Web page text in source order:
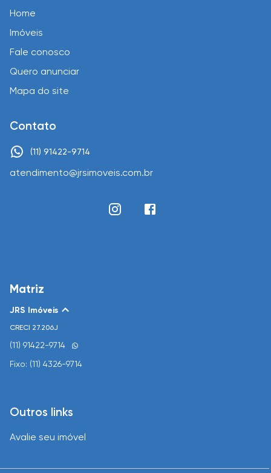
Home
Imóveis
Fale conosco
Quero anunciar
Mapa do site
Contato
(11) 91422-9714
atendimento@jrsimoveis.com.br
Matriz
JRS Imóveis
CRECI 27.206J
(11) 91422-9714
Fixo: (11) 4326-9714
Outros links
Avalie seu imóvel